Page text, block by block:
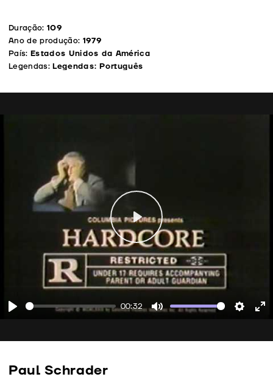
Duração: 109
Ano de produção: 1979
País: Estados Unidos da América
Legendas:Legendas: Português
00:32
Play
Paul Schrader